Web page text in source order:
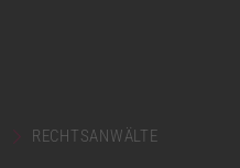
RECHTSANWÄLTE